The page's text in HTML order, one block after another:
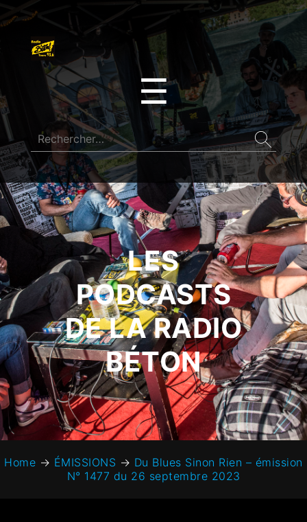
☰
LES
PODCASTS
DE LA RADIO
BÉTON
Home → ÉMISSIONS → Du Blues Sinon Rien – émission
N° 1477 du 26 septembre 2023